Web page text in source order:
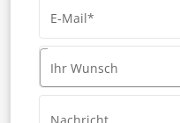
E-Mail*
Ihr Wunsch
Nachricht